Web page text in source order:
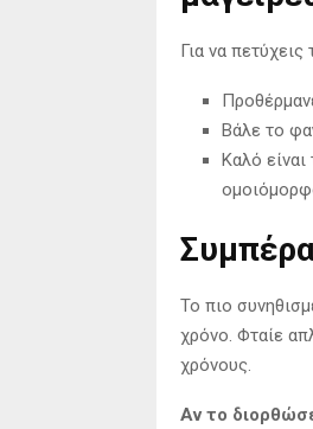
Για να
Βάλε το
Καλό
Το πιο
χρόνο. Φταίε
χρόνους.
Αν το